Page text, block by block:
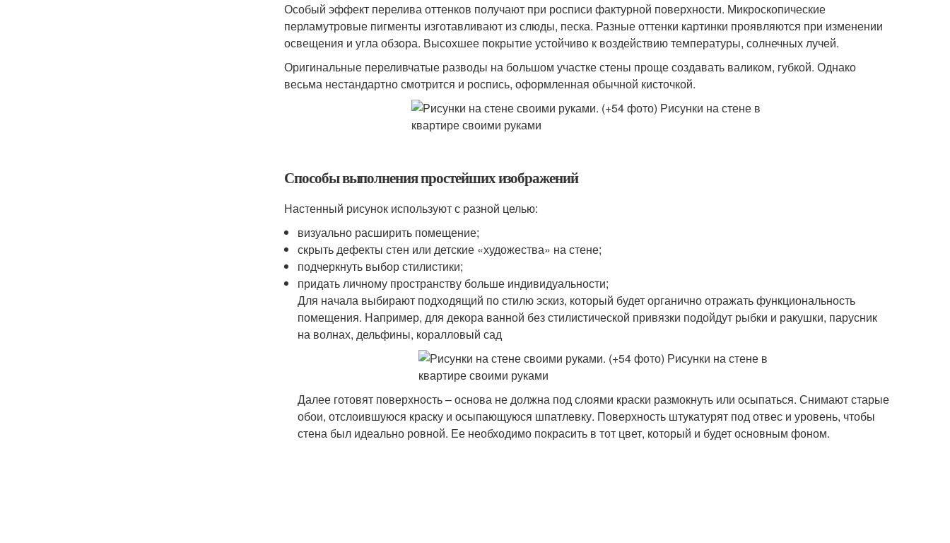
Особый эффект перелива оттенков получают при росписи фактурной поверхности. Микроскопические
перламутровые пигменты изготавливают из слюды, песка. Разные оттенки картинки проявляются при изменении
освещения и угла обзора. Высохшее покрытие устойчиво к воздействию температуры, солнечных лучей.
Оригинальные переливчатые разводы на большом участке стены проще создавать валиком, губкой. Однако
весьма нестандартно смотрится и роспись, оформленная обычной кисточкой.
Способы выполнения простейших изображений
Настенный рисунок используют с разной целью:
визуально расширить помещение;
скрыть дефекты стен или детские «художества» на стене;
подчеркнуть выбор стилистики;
придать личному пространству больше индивидуальности;
Для начала выбирают подходящий по стилю эскиз, который будет органично отражать функциональность
помещения. Например, для декора ванной без стилистической привязки подойдут рыбки и ракушки, парусник
на волнах, дельфины, коралловый сад
Далее готовят поверхность – основа не должна под слоями краски размокнуть или осыпаться. Снимают старые
обои, отслоившуюся краску и осыпающуюся шпатлевку. Поверхность штукатурят под отвес и уровень, чтобы
стена был идеально ровной. Ее необходимо покрасить в тот цвет, который и будет основным фоном.